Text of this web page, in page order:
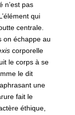
n’est pas
qui
centrale.
on échappe au
corporelle
le corps à se
le dit
une
fait le
éthique,